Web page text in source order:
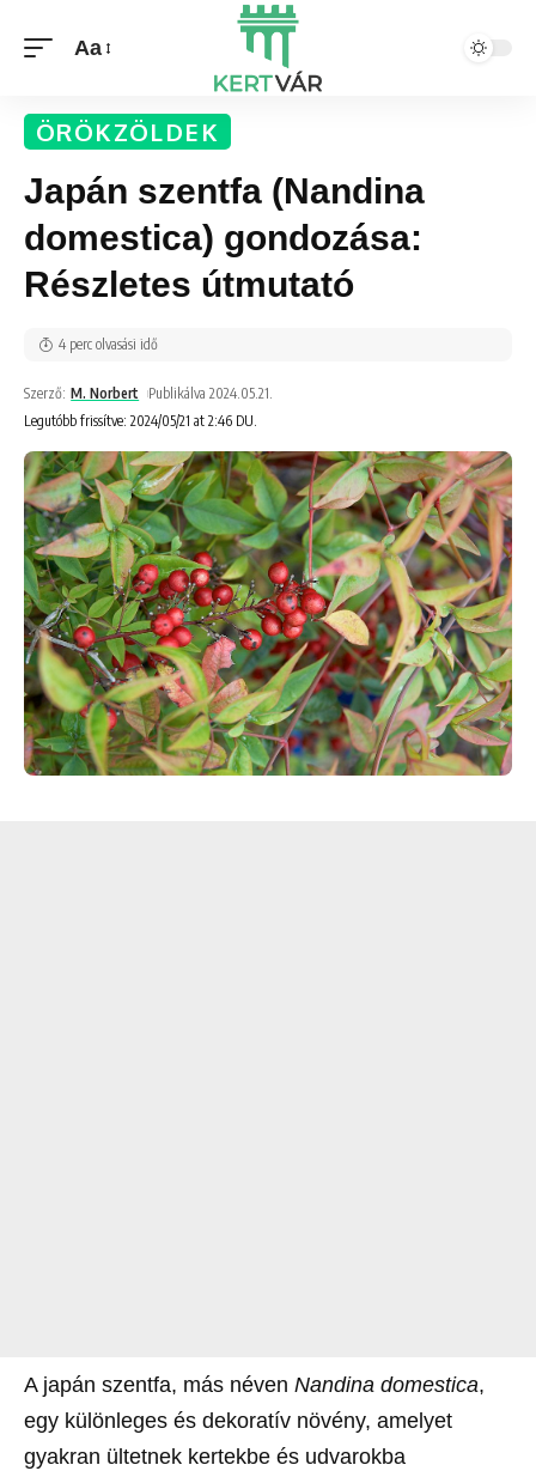
Aa
ÖRÖKZÖLDEK
Japán szentfa (Nandina
domestica) gondozása:
Részletes útmutató
Legutóbb frissítve: 2024/05/21 at 2:46 DU.
Szerző: M. Norbert Publikálva 2024.05.21.
4 perc olvasási idő
A japán szentfa, más néven Nandina domestica,
egy különleges és dekoratív növény, amelyet
gyakran ültetnek kertekbe és udvarokba